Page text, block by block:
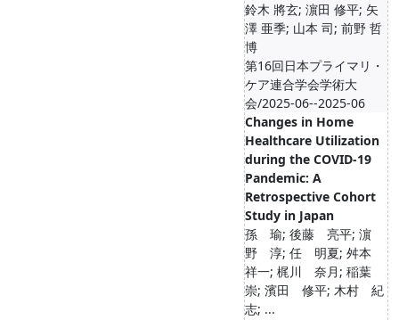
鈴木 將玄; 濵田 修平; 矢
澤 亜季; 山本 司; 前野 哲
博​​
第16回日本プライマリ・
ケア連合学会学術大
会/2025-06--2025-06
Changes in Home
Healthcare Utilization
during the COVID-19
Pandemic: A
Retrospective Cohort
Study in Japan
孫 瑜; 後藤 亮平; 濵
野 淳; 任 明夏; 舛本
祥一; 梶川 奈月; 稲葉
崇; 濱田 修平; 木村 紀
志; ...